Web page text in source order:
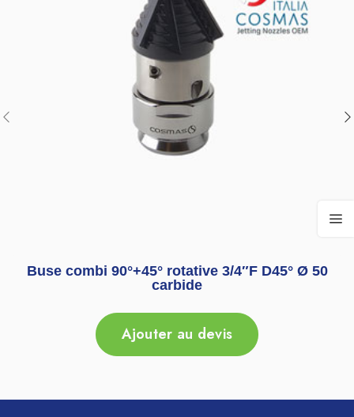
Buse combi 90°+45° rotative 3/4″F D45° Ø 50
carbide
Ajouter au devis